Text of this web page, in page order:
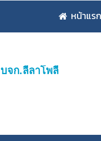
หน้าแรก
บจก.ลีลาโพลี